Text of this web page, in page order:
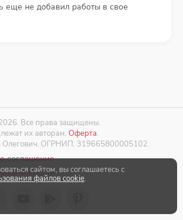
еще не добавил работы в свое
Все права защищены.
их авторам. Оферта.
Олегович. ОГРНИП: 319665800005102.
соглашение
сайтом, вы соглашаетесь с
файлов cookie.